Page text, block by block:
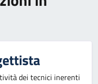
dei tecnici inerenti